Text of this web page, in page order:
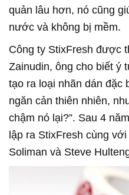
quản lâu hơn, nó cũng
nước và không bị mềm.
Công ty StixFresh được
Zainudin, ông cho biết ý
tạo ra loại nhãn dán đặc
ngăn cản thiên nhiên,
chậm nó lại?”. Sau 4
lập ra StixFresh cùng
Soliman và Steve